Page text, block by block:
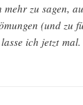
zu sagen,
(und zu
ich jetzt mal.